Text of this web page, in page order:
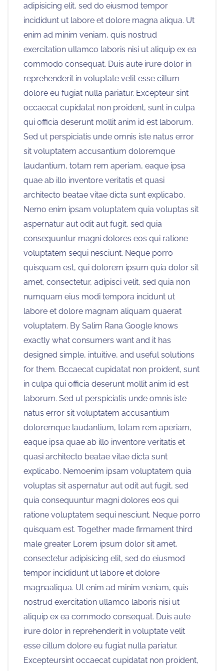
adipisicing elit, sed do eiusmod tempor
incididunt ut labore et dolore magna aliqua. Ut
enim ad minim veniam, quis nostrud
exercitation ullamco laboris nisi ut aliquip ex ea
commodo consequat. Duis aute irure dolor in
reprehenderit in voluptate velit esse cillum
dolore eu fugiat nulla pariatur. Excepteur sint
occaecat cupidatat non proident, sunt in culpa
qui officia deserunt mollit anim id est laborum.
Sed ut perspiciatis unde omnis iste natus error
sit voluptatem accusantium doloremque
laudantium, totam rem aperiam, eaque ipsa
quae ab illo inventore veritatis et quasi
architecto beatae vitae dicta sunt explicabo.
Nemo enim ipsam voluptatem quia voluptas sit
aspernatur aut odit aut fugit, sed quia
consequuntur magni dolores eos qui ratione
voluptatem sequi nesciunt. Neque porro
quisquam est, qui dolorem ipsum quia dolor sit
amet, consectetur, adipisci velit, sed quia non
numquam eius modi tempora incidunt ut
labore et dolore magnam aliquam quaerat
voluptatem. By Salim Rana Google knows
exactly what consumers want and it has
designed simple, intuitive, and useful solutions
for them. Bccaecat cupidatat non proident, sunt
in culpa qui officia deserunt mollit anim id est
laborum. Sed ut perspiciatis unde omnis iste
natus error sit voluptatem accusantium
doloremque laudantium, totam rem aperiam,
eaque ipsa quae ab illo inventore veritatis et
quasi architecto beatae vitae dicta sunt
explicabo. Nemoenim ipsam voluptatem quia
voluptas sit aspernatur aut odit aut fugit, sed
quia consequuntur magni dolores eos qui
ratione voluptatem sequi nesciunt. Neque porro
quisquam est. Together made firmament third
male greater Lorem ipsum dolor sit amet,
consectetur adipisicing elit, sed do eiusmod
tempor incididunt ut labore et dolore
magnaaliqua. Ut enim ad minim veniam, quis
nostrud exercitation ullamco laboris nisi ut
aliquip ex ea commodo consequat. Duis aute
irure dolor in reprehenderit in voluptate velit
esse cillum dolore eu fugiat nulla pariatur.
Excepteursint occaecat cupidatat non proident,